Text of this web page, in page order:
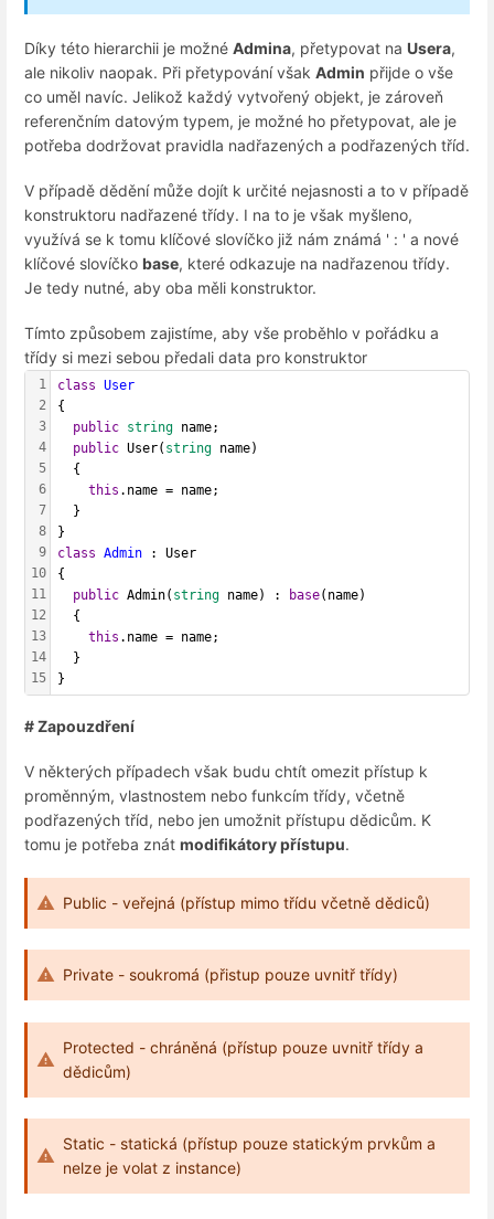
Díky této hierarchii je možné Admina, přetypovat na Usera,
ale nikoliv naopak. Při přetypování však Admin přijde o vše
co uměl navíc. Jelikož každý vytvořený objekt, je zároveň
referenčním datovým typem, je možné ho přetypovat, ale je
potřeba dodržovat pravidla nadřazených a podřazených tříd.
V případě dědění může dojít k určité nejasnosti a to v případě
konstruktoru nadřazené třídy. I na to je však myšleno,
využívá se k tomu klíčové slovíčko již nám známá ' : ' a nové
klíčové slovíčko base, které odkazuje na nadřazenou třídy.
Je tedy nutné, aby oba měli konstruktor.
Tímto způsobem zajistíme, aby vše proběhlo v pořádku a
třídy si mezi sebou předali data pro konstruktor
1
2
3
4
5
6
7
8
9
10
11
12
13
14
15
class User
{
public string name;
public User( string name)
  {
this .name = name;
  }
}
class Admin : User
{
public Admin( string name) : base(name)
  {
this .name = name;
  }
}
# Zapouzdření
V některých případech však budu chtít omezit přístup k
proměnným, vlastnostem nebo funkcím třídy, včetně
podřazených tříd, nebo jen umožnit přístupu dědicům. K
tomu je potřeba znát modifikátory přístupu.
Public - veřejná (přístup mimo třídu včetně dědiců)
Private - soukromá (přistup pouze uvnitř třídy)
Protected - chráněná (přístup pouze uvnitř třídy a
dědicům)
Static - statická (přístup pouze statickým prvkům a
nelze je volat z instance)